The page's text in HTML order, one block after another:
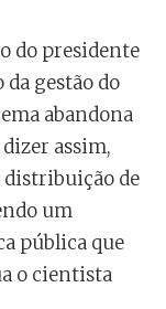
do presidente
gestão do
abandona
assim,
distribuição de
um
pública que
o cientista